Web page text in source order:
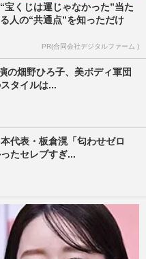
“宝くじは運じゃなかった”当た
る人の“共通点”を知っただけ
PR(合同会社デジタルファーム )
の畑野ひろ子、美ボディ軍団
タイルは...
代表・板倉滉「匂わせゼロ
たセレブすぎ...